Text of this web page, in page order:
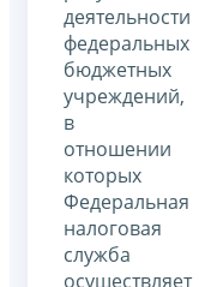
деятельности
федеральных
бюджетных
учреждений,
в
отношении
которых
Федеральная
налоговая
служба
осуществляет